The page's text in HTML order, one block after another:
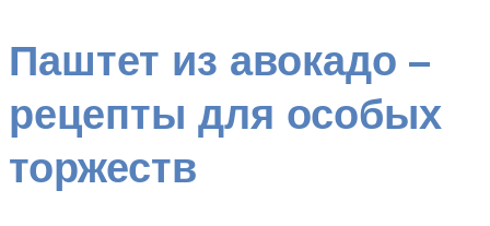
Паштет из авокадо –
рецепты для особых
торжеств